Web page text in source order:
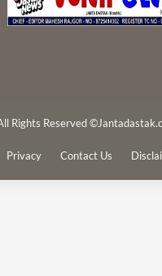
Rights Reserved
Privacy Contact Us